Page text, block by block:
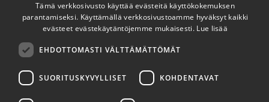
Eettiset periaatteet (pdf)
Miten voit auttaa?
Osallistu
Ilmoita väärinkäytösepäilystä
FINNISH
Tämä verkkosivusto käyttää evästeitä käyttökokemuksen
parantamiseksi. Käyttämällä verkkosivustoamme hyväksyt kaikki
evästeet evästekäytäntöjemme mukaisesti. Lue lisää
EHDOTTOMASTI VÄLTTÄMÄTTÖMÄT
SUORITUSKYVYLLISET KOHDENTAVAT